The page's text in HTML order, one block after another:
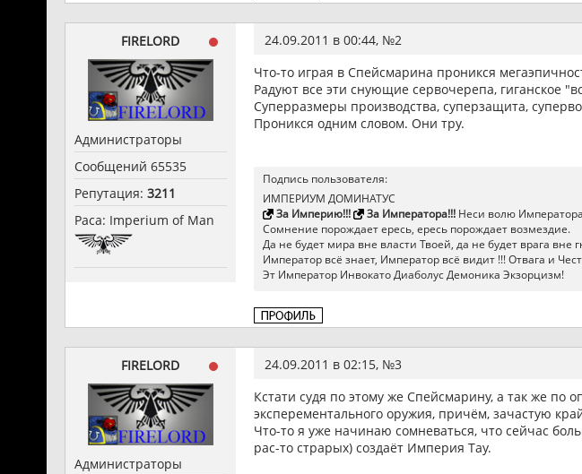
FIRELORD
Администраторы
Сообщений 65535
Репутация: 3211
Раса: Imperium of Man
24.09.2011 в 00:44, №2
Что-то играя в Спейсмарина проникся
Радуют все эти снующие сервочерепа, гиганское
Суперразмеры производства, суперзащита,
Проникся одним словом. Они тру.
Подпись пользователя:
ИМПЕРИУМ ДОМИНАТУС
За Империю!!!
За Императора!!!Неси волю
Сомнение порождает ересь, ересь порождает возмездие.
Да не будет мира вне власти Твоей, да не будет врага вне
Император всё знает, Император всё видит !!! Отвага и
Эт Император Инвокато Диаболус Демоника Экзорцизм!
FIRELORD
Администраторы
24.09.2011 в 02:15, №3
Кстати судя по этому же Спейсмарину, а так же по
эксперементального оружия, причём, зачастую
Что-то я уже начинаю сомневаться, что сейчас
рас-то страрых) создаёт Империя Тау.